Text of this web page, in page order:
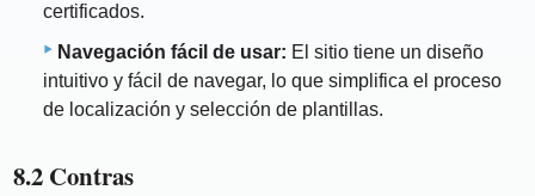
certificados.
Navegación fácil de usar: El sitio tiene un diseño
intuitivo y fácil de navegar, lo que simplifica el proceso
de localización y selección de plantillas.
8.2 Contras